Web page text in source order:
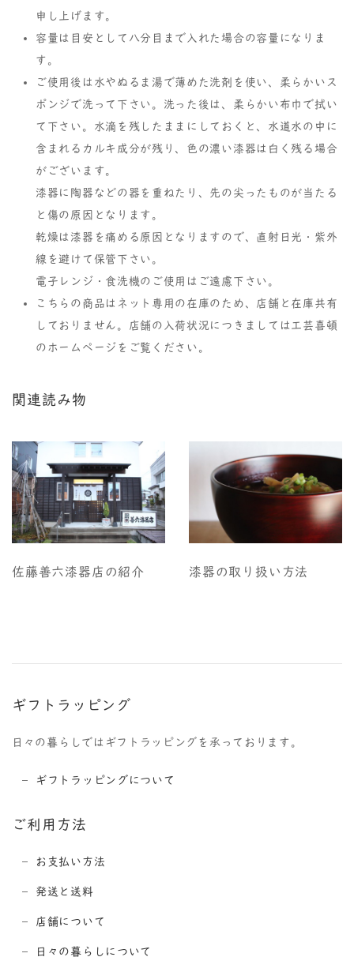
申し上げます。
容量は目安として八分目まで入れた場合の容量になりま
す。
ご使用後は水やぬるま湯で薄めた洗剤を使い、柔らかいス
ポンジで洗って下さい。洗った後は、柔らかい布巾で拭い
て下さい。水滴を残したままにしておくと、水道水の中に
含まれるカルキ成分が残り、色の濃い漆器は白く残る場合
がございます。
漆器に陶器などの器を重ねたり、先の尖ったものが当たる
と傷の原因となります。
乾燥は漆器を痛める原因となりますので、直射日光・紫外
線を避けて保管下さい。
電子レンジ・食洗機のご使用はご遠慮下さい。
こちらの商品はネット専用の在庫のため、店舗と在庫共有
しておりません。店舗の入荷状況につきましては工芸喜頓
のホームページをご覧ください。
関連読み物
佐藤善六漆器店の紹介 漆器の取り扱い方法
ギフトラッピング
日々の暮らしではギフトラッピングを承っております。
ギフトラッピングについて
ご利用方法
お支払い方法
発送と送料
店舗について
日々の暮らしについて